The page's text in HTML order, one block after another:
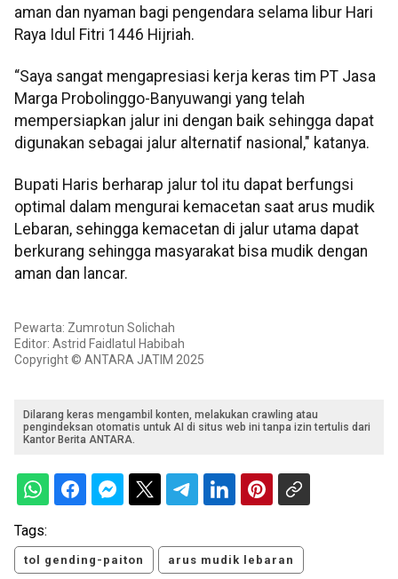
aman dan nyaman bagi pengendara selama libur Hari
Raya Idul Fitri 1446 Hijriah.
“Saya sangat mengapresiasi kerja keras tim PT Jasa
Marga Probolinggo-Banyuwangi yang telah
mempersiapkan jalur ini dengan baik sehingga dapat
digunakan sebagai jalur alternatif nasional," katanya.
Bupati Haris berharap jalur tol itu dapat berfungsi
optimal dalam mengurai kemacetan saat arus mudik
Lebaran, sehingga kemacetan di jalur utama dapat
berkurang sehingga masyarakat bisa mudik dengan
aman dan lancar.
Pewarta: Zumrotun Solichah
Editor: Astrid Faidlatul Habibah
Copyright © ANTARA JATIM 2025
Dilarang keras mengambil konten, melakukan crawling atau
pengindeksan otomatis untuk AI di situs web ini tanpa izin tertulis dari
Kantor Berita ANTARA.
Tags:
tol gending-paiton arus mudik lebaran